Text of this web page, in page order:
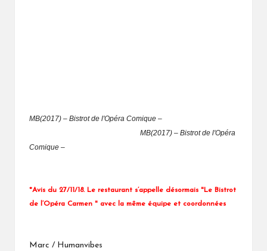
MB(2017) – Bistrot de l'Opéra Comique –
MB(2017) – Bistrot de l'Opéra
Comique –
*Avis du 27/11/18. Le restaurant s’appelle désormais "Le Bistrot
de l’Opéra Carmen " avec la même équipe et coordonnées
Marc / Humanvibes